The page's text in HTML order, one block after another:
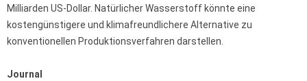
Milliarden US-Dollar. Natürlicher Wasserstoff könnte eine
kostengünstigere und klimafreundlichere Alternative zu
konventionellen Produktionsverfahren darstellen.
Journal